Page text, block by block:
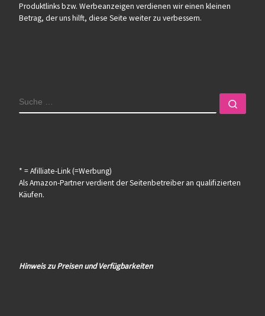
Produktlinks bzw. Werbeanzeigen verdienen wir einen kleinen
Betrag, der uns hilft, diese Seite weiter zu verbessern.
SUCHE
* = Afilliate-Link (=Werbung)
Als Amazon-Partner verdient der Seitenbetreiber an qualifizierten
Käufen.
Hinweis zu Preisen und Verfügbarkeiten